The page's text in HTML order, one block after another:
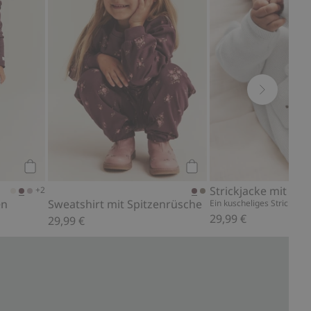
+2
Sweatshirt mit Spitzenrüsche
29,99 €
Strickjacke mit
Ein kuscheliges Strickteil
29,99 €